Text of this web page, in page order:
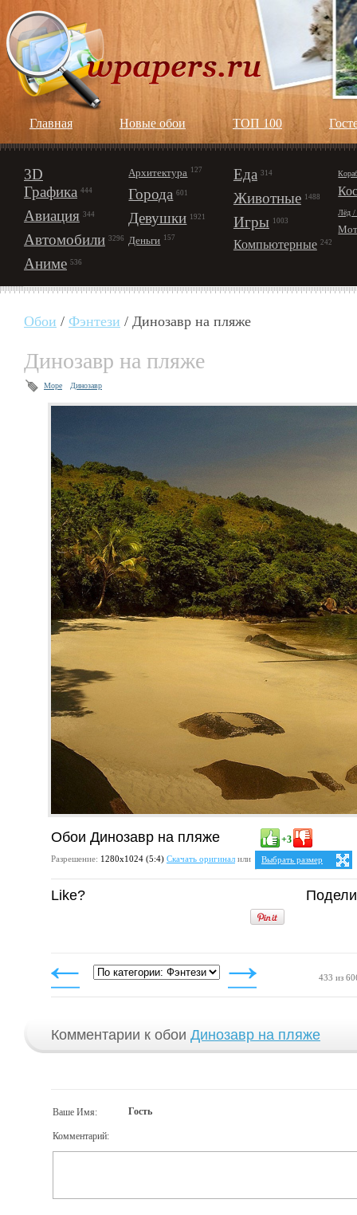
Главная Новые обои ТОП 100
3D
Графика 444
Авиация 344
Автомобили 3296
Аниме 536
Архитектура 127
Города 601
Девушки 1921
Деньги 157
Еда 314
Животные 1488
Игры 1003
Компьютерные 242
Лёд
Обои / Фэнтези / Динозавр на пляже
Динозавр на пляже
Море Динозавр
Обои Динозавр на пляже +3
Разрешение: 1280х1024 (5:4) Скачать оригиналили
Выбрать размер
Ваше разрешение:Не
1280x1024
4:3
1024x768
Like?
433 из
Комментарии к обои Динозавр на пляже
Ваше Имя: Гость
Комментарий: